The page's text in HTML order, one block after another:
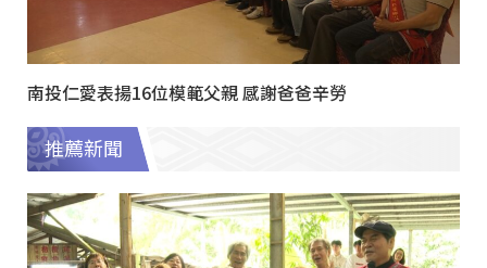
南投仁愛表揚16位模範父親 感謝爸爸辛勞
推薦新聞